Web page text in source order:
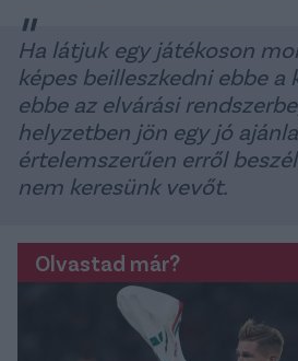
Ha látjuk egy játékoson
képes beilleszkedni ebbe a
ebbe az elvárási
helyzetben jön egy jó
értelemszerűen erről
nem keresünk vevőt.
Olvastad már?